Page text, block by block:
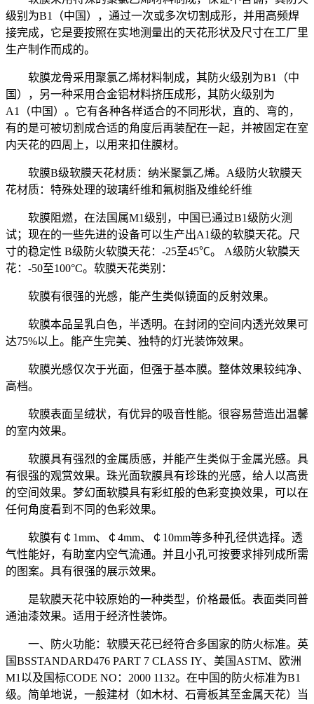
级别为B1（中国），通过一次或多次切割成形，并用高频焊
接完成，它是要按照在实地测量出的天花形状及尺寸在工厂里
生产制作而成的。
软膜龙骨采用聚氯乙烯材料制成，其防火级别为B1（中
国），另一种采用合金铝材料挤压成形，其防火级别为
A1（中国）。它有各种各样适合的不同形状，直的、弯的，
有的是可被切割成合适的角度后再装配在一起，并被固定在室
内天花的四周上，以用来扣住膜材。
软膜B级软膜天花材质：纳米聚氯乙烯。A级防火软膜天
花材质：特殊处理的玻璃纤维和氟树脂及维纶纤维
软膜阻燃，在法国属M1级别，中国已通过B1级防火测
试；现在的一些先进的设备可以生产出A1级的软膜天花。尺
寸的稳定性 B级防火软膜天花：-25至45℃。 A级防火软膜天
花：-50至100°C。软膜天花类别：
软膜有很强的光感，能产生类似镜面的反射效果。
软膜本品呈乳白色，半透明。在封闭的空间内透光效果可
达75%以上。能产生完美、独特的灯光装饰效果。
软膜光感仅次于光面，但强于基本膜。整体效果较纯净、
高档。
软膜表面呈绒状，有优异的吸音性能。很容易营造出温馨
的室内效果。
软膜具有强烈的金属质感，并能产生类似于金属光感。具
有很强的观赏效果。珠光面软膜具有珍珠的光感，给人以高贵
的空间效果。梦幻面软膜具有彩虹般的色彩变换效果，可以在
任何角度看到不同的色彩效果。
软膜有￠1mm、￠4mm、￠10mm等多种孔径供选择。透
气性能好，有助室内空气流通。并且小孔可按要求排列成所需
的图案。具有很强的展示效果。
是软膜天花中较原始的一种类型，价格最低。表面类同普
通油漆效果。适用于经济性装饰。
一、防火功能：软膜天花已经符合多国家的防火标准。英
国BSSTANDARD476 PART 7 CLASS IY、美国ASTM、欧洲
M1以及国标CODE NO：2000 1132。在中国的防火标准为B1
级。简单地说，一般建材（如木材、石膏板其至金属天花）当